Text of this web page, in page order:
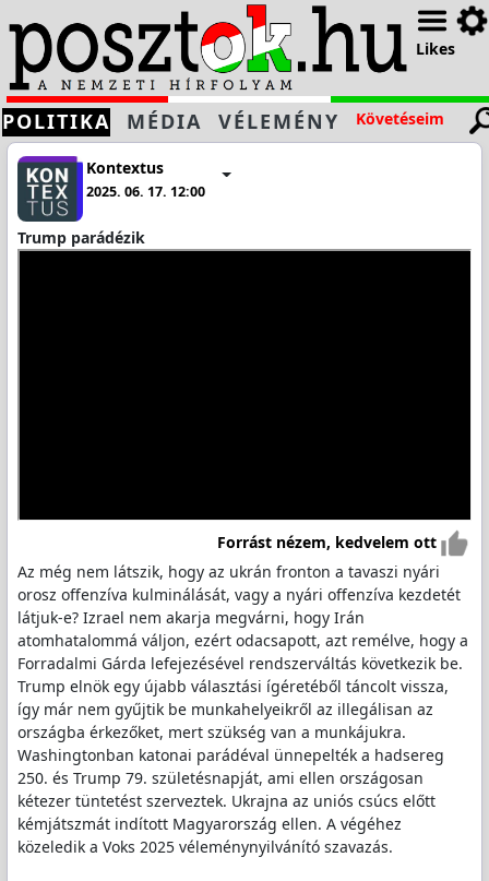
Likes
POLITIKA MÉDIA VÉLEMÉNY Követéseim
Kontextus
2025. 06. 17. 12:00
Trump parádézik
Forrást nézem, kedvelem ott
Az még nem látszik, hogy az ukrán fronton a tavaszi nyári
orosz offenzíva kulminálását, vagy a nyári offenzíva kezdetét
látjuk-e? Izrael nem akarja megvárni, hogy Irán
atomhatalommá váljon, ezért odacsapott, azt remélve, hogy a
Forradalmi Gárda lefejezésével rendszerváltás következik be.
Trump elnök egy újabb választási ígéretéből táncolt vissza,
így már nem gyűjtik be munkahelyeikről az illegálisan az
országba érkezőket, mert szükség van a munkájukra.
Washingtonban katonai parádéval ünnepelték a hadsereg
250. és Trump 79. születésnapját, ami ellen országosan
kétezer tüntetést szerveztek. Ukrajna az uniós csúcs előtt
kémjátszmát indított Magyarország ellen. A végéhez
közeledik a Voks 2025 véleménynyilvánító szavazás.